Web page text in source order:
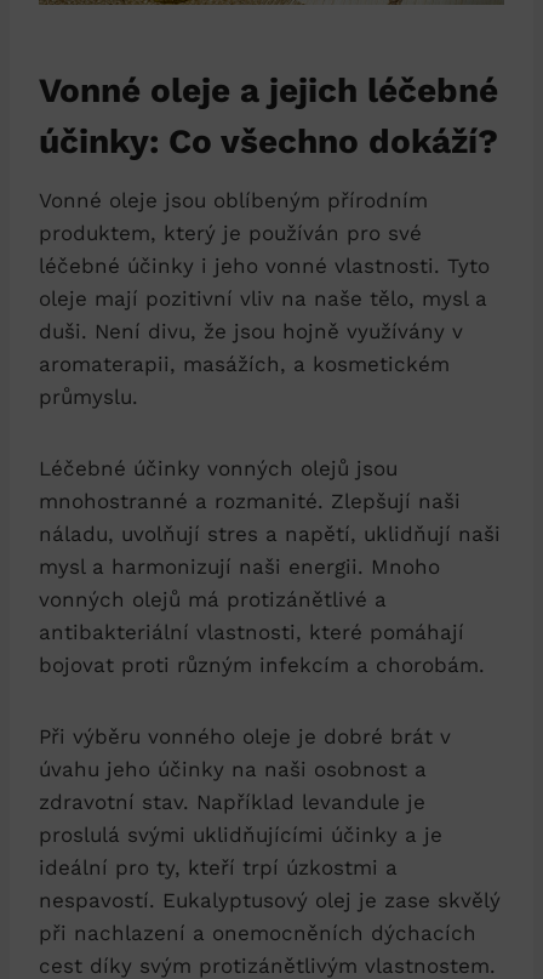
Vonné oleje a jejich léčebné
účinky: Co všechno dokáží?
Vonné oleje jsou oblíbeným přírodním
produktem, který je používán pro své
léčebné účinky i jeho vonné vlastnosti. Tyto
oleje mají pozitivní vliv na naše tělo, mysl a
duši. Není divu, že jsou hojně využívány v
aromaterapii, masážích, a kosmetickém
průmyslu.
Léčebné účinky vonných olejů jsou
mnohostranné a rozmanité. Zlepšují naši
náladu, uvolňují stres a napětí, uklidňují naši
mysl a harmonizují naši energii. Mnoho
vonných olejů má protizánětlivé a
antibakteriální vlastnosti, které pomáhají
bojovat proti různým infekcím a chorobám.
Při výběru vonného oleje je dobré brát v
úvahu jeho účinky na naši osobnost a
zdravotní stav. Například levandule je
proslulá svými uklidňujícími účinky a je
ideální pro ty, kteří trpí úzkostmi a
nespavostí. Eukalyptusový olej je zase skvělý
při nachlazení a onemocněních dýchacích
cest díky svým protizánětlivým vlastnostem.